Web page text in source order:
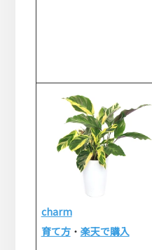
charm
育て方・ 楽天で購入